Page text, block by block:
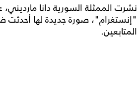
نشرت الممثلة السورية دانا
"إنستغرام"، صورة جديدة لها
المتابعين.